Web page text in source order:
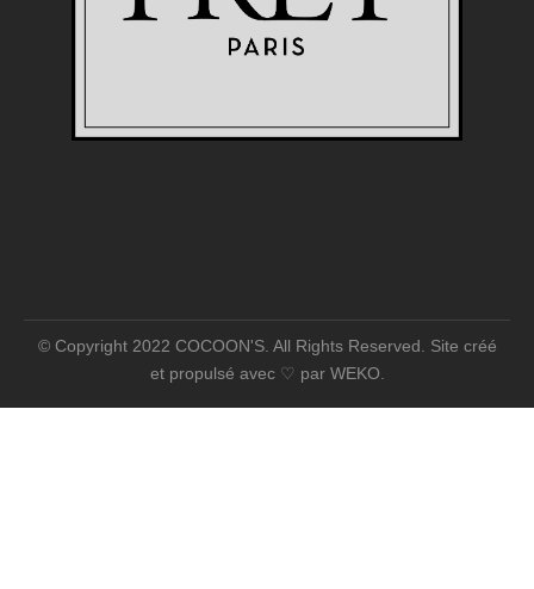
© Copyright 2022 COCOON'S. All Rights Reserved. Site créé
et propulsé avec ♡ par WEKO